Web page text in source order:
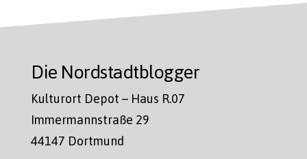
Die Nordstadtblogger
Kulturort Depot – Haus R.07
Immermannstraße 29
44147 Dortmund